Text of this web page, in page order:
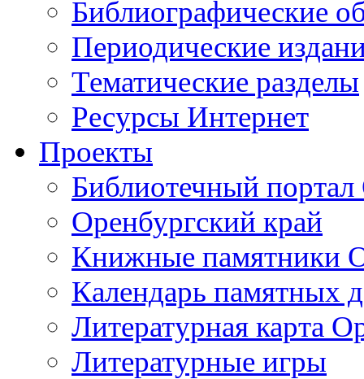
Библиографические
Периодические
Тематические разделы
Ресурсы Интернет
Проекты
Библиотечный портал
Оренбургский край
Книжные памятники
Календарь памятных
Литературная карта
Литературные игры